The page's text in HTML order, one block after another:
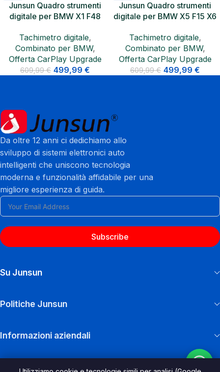
Junsun Quadro strumenti
digitale per BMW X1 F48
Plug & Play
Tachimetro digitale,
Combinato per BMW,
Offerta CarPlay Upgrade
609,99€ 499,99 €
Junsun Quadro strumenti
digitale per BMW X5 F15 X6
NBT/NBT EVO
Tachimetro digitale,
Combinato per BMW,
Offerta CarPlay Upgrade
609,99€ 499,99 €
Da oltre 12 anni ci dedichiamo allo
sviluppo di sistemi elettronici auto
intelligenti che uniscono tecnologia
moderna e funzionalità affidabile per una
migliore esperienza di guida.
Subscribe
Su Junsun
Politiche Junsun
Informazioni aziendali